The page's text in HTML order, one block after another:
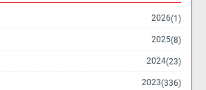
2026 (1)
2025 (8)
2024 (23)
2023 (336)